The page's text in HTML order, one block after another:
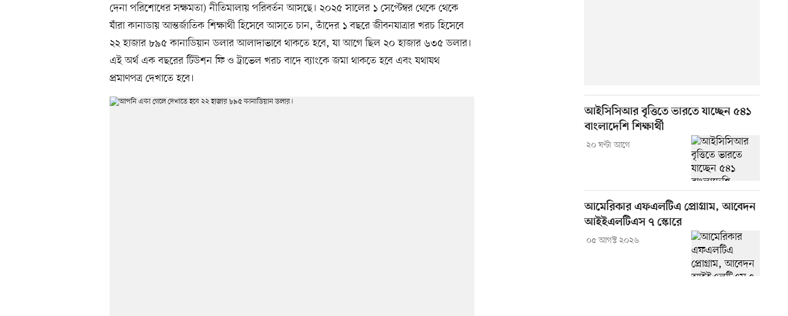
দেনা পরিশোধের সক্ষমতা) নীতিমালায় পরিবর্তন আসছে। ২০২৫ সালের ১ সেপ্টেম্বর থেকে থেকে
যাঁরা কানাডায় আন্তর্জাতিক শিক্ষার্থী হিসেবে আসতে চান, তাঁদের ১ বছরে জীবনযাত্রার খরচ হিসেবে
২২ হাজার ৮৯৫ কানাডিয়ান ডলার আলাদাভাবে থাকতে হবে, যা আগে ছিল ২০ হাজার ৬৩৫ ডলার।
এই অর্থ এক বছরের টিউশন ফি ও ট্রাভেল খরচ বাদে ব্যাংকে জমা থাকতে হবে এবং যথাযথ
প্রমাণপত্র দেখাতে হবে।
আইসিসিআর বৃত্তিতে ভারতে যাচ্ছেন ৫৪১
বাংলাদেশি শিক্ষার্থী
২০ ঘণ্টা আগে
আমেরিকার এফএলটিএ প্রোগ্রাম, আবেদন
আইইএলটিএস ৭ স্কোরে
০৫ আগস্ট ২০২৬